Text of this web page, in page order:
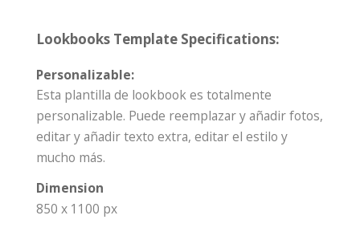
Lookbooks Template Specifications:
Personalizable:
Esta plantilla de lookbook es totalmente
personalizable. Puede reemplazar y añadir fotos,
editar y añadir texto extra, editar el estilo y
mucho más.
Dimension
850 x 1100 px